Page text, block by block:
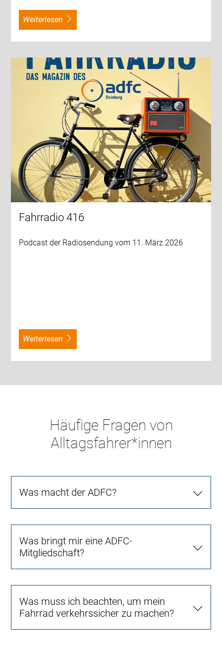
weiterlesen
Fahrradio 416
Podcast der Radiosendung vom 11. März 2026
weiterlesen
Häufige Fragen von
Alltagsfahrer*innen
Was macht der ADFC?
Was bringt mir eine ADFC-
Mitgliedschaft?
Was muss ich beachten, um mein
Fahrrad verkehrssicher zu machen?